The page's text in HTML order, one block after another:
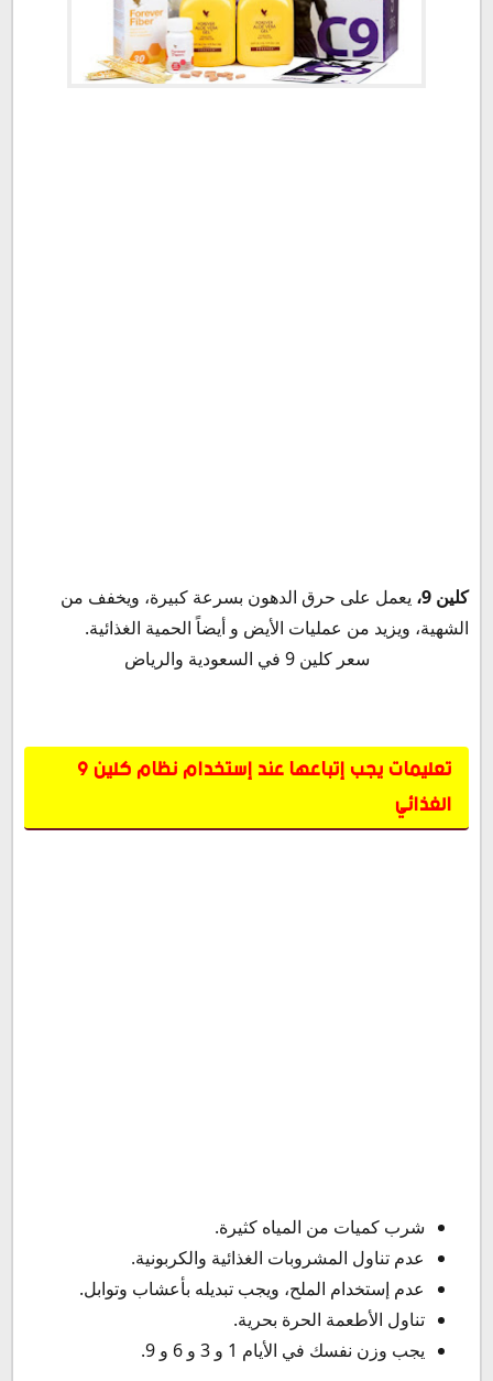
تعليمات يجب إتباعها عند إستخدام نظام كلين 9 الغذائي
تفاصيل برنامج كلين 9 الجديد (المرحلة الأولى)
مكونات مجموعة كلين 9
المرحلة الثالثة من كلين 9 (فيت 2)
مكونات مجموعة فيت 2
بعض فوائد مجموعة فيت (كلين9) بجميع مراحلها
كلين 9،
يعمل على حرق الدهون بسرعة كبيرة، ويخفف من
الشهية، ويزيد من عمليات الأيض و أيضاً الحمية الغذائية.
سعر كلين 9 في السعودية والرياض
تعليمات يجب إتباعها عند إستخدام نظام كلين 9
الغذائي
شرب كميات من المياه كثيرة.
عدم تناول المشروبات الغذائية والكربونية.
عدم إستخدام الملح، ويجب تبديله بأعشاب وتوابل.
تناول الأطعمة الحرة بحرية.
يجب وزن نفسك في الأيام 1 و 3 و 6 و 9.